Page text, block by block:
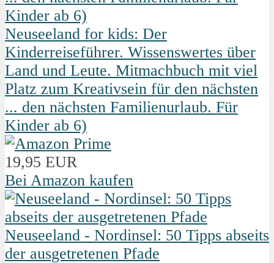
Neuseeland for kids: Der
Kinderreiseführer. Wissenswertes über
Land und Leute. Mitmachbuch mit viel
Platz zum Kreativsein für den nächsten
... den nächsten Familienurlaub. Für
Kinder ab 6)
19,95 EUR
Bei Amazon kaufen
Neuseeland - Nordinsel: 50 Tipps abseits
der ausgetretenen Pfade